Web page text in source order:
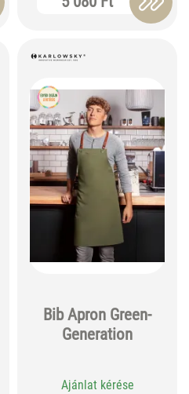
Bib Apron Green-
Generation
Ajánlat kérése